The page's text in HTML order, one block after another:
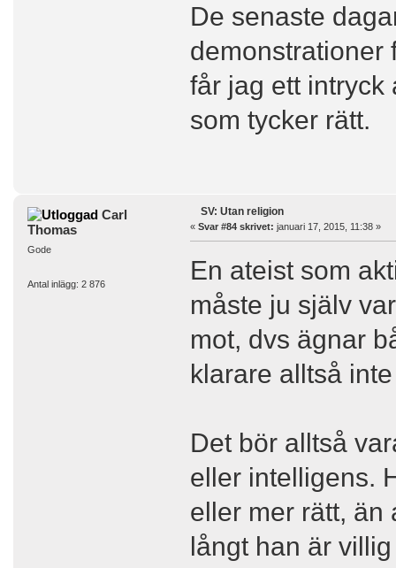
De senaste
demonstrationer
får jag ett intryck
som tycker rätt.
Carl
Thomas
Gode
Antal inlägg: 2 876
SV: Utan religion
« Svar #84 skrivet: januari 17, 2015, 11:38 »
En ateist som
måste ju själv
mot, dvs ägnar
klarare alltså
Det bör alltså
eller intelligens.
eller mer rätt, än
långt han är